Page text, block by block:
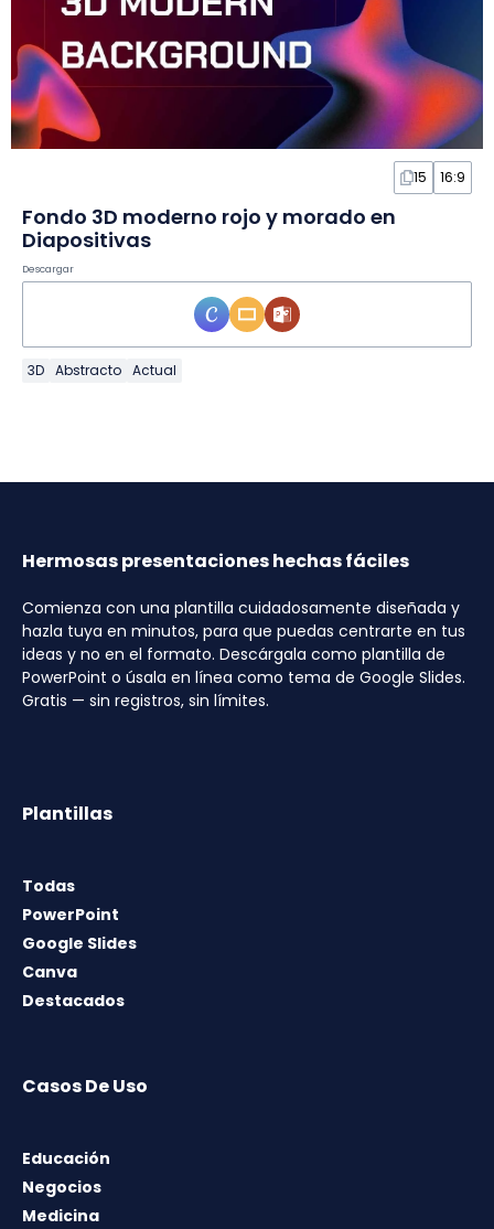
15 16:9
Fondo 3D moderno rojo y morado en
Diapositivas
Descargar
3D Abstracto Actual
Hermosas presentaciones hechas fáciles
Comienza con una plantilla cuidadosamente diseñada y
hazla tuya en minutos, para que puedas centrarte en tus
ideas y no en el formato. Descárgala como plantilla de
PowerPoint o úsala en línea como tema de Google Slides.
Gratis — sin registros, sin límites.
Plantillas
Todas
PowerPoint
Google Slides
Canva
Destacados
Casos De Uso
Educación
Negocios
Medicina